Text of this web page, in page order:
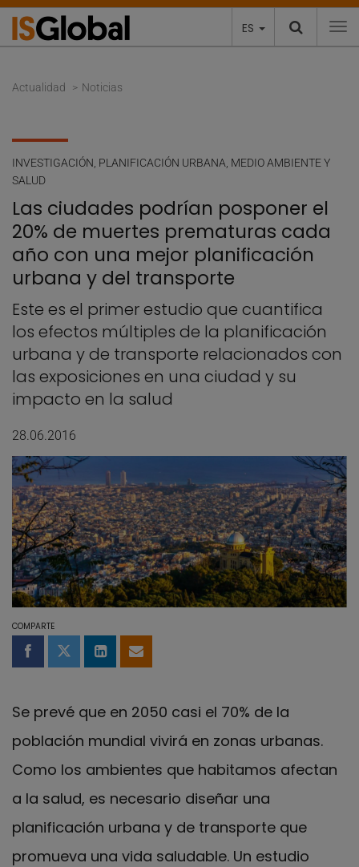
ES
Actualidad Noticias
INVESTIGACIÓN PLANIFICACIÓN URBANA, MEDIO AMBIENTE Y
SALUD
Las ciudades podrían posponer el
20% de muertes prematuras cada
año con una mejor planificación
urbana y del transporte
Este es el primer estudio que cuantifica
los efectos múltiples de la planificación
urbana y de transporte relacionados con
las exposiciones en una ciudad y su
impacto en la salud
28.06.2016
COMPARTE
Compartir en Facebook
Compartir en Twitter
Compartir en LinkedIn
Compartir por email
Se prevé que en 2050 casi el 70% de la
población mundial vivirá en zonas urbanas.
Como los ambientes que habitamos afectan
a la salud, es necesario diseñar una
planificación urbana y de transporte que
promueva una vida saludable. Un estudio